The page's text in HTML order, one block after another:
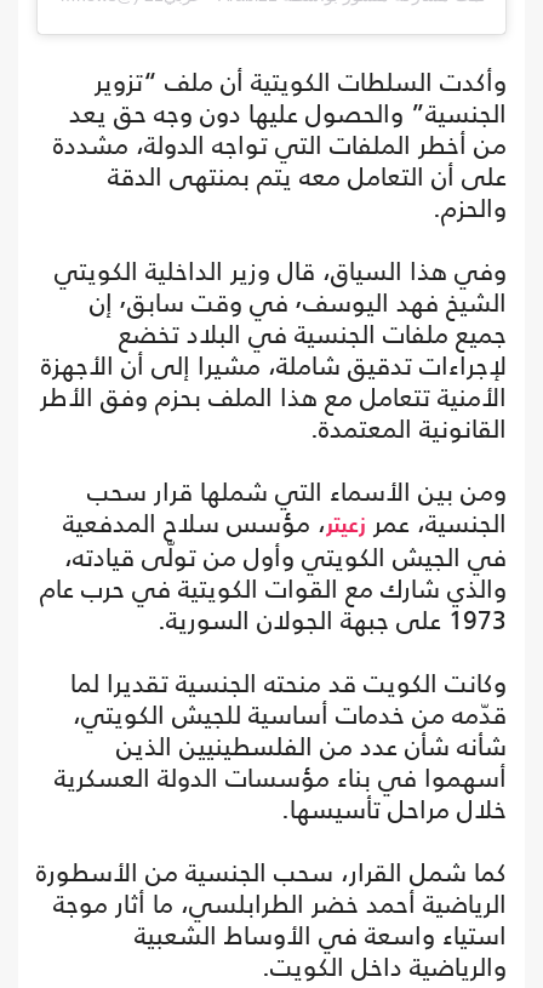
وأكدت السلطات الكويتية أن ملف “تزوير
الجنسية” والحصول عليها دون وجه حق يعد
من أخطر الملفات التي تواجه الدولة، مشددة
على أن التعامل معه يتم بمنتهى الدقة
والحزم.
وفي هذا السياق، قال وزير الداخلية الكويتي
الشيخ فهد اليوسف٬ في وقت سابق٬ إن
جميع ملفات الجنسية في البلاد تخضع
لإجراءات تدقيق شاملة، مشيرا إلى أن الأجهزة
الأمنية تتعامل مع هذا الملف بحزم وفق الأطر
القانونية المعتمدة.
ومن بين الأسماء التي شملها قرار سحب
الجنسية، عمر زعيتر ، مؤسس سلاح المدفعية
في الجيش الكويتي وأول من تولّى قيادته،
والذي شارك مع القوات الكويتية في حرب عام
1973 على جبهة الجولان السورية.
وكانت الكويت قد منحته الجنسية تقديرا لما
قدّمه من خدمات أساسية للجيش الكويتي،
شأنه شأن عدد من الفلسطينيين الذين
أسهموا في بناء مؤسسات الدولة العسكرية
خلال مراحل تأسيسها.
كما شمل القرار، سحب الجنسية من الأسطورة
الرياضية أحمد خضر الطرابلسي، ما أثار موجة
استياء واسعة في الأوساط الشعبية
والرياضية داخل الكويت.